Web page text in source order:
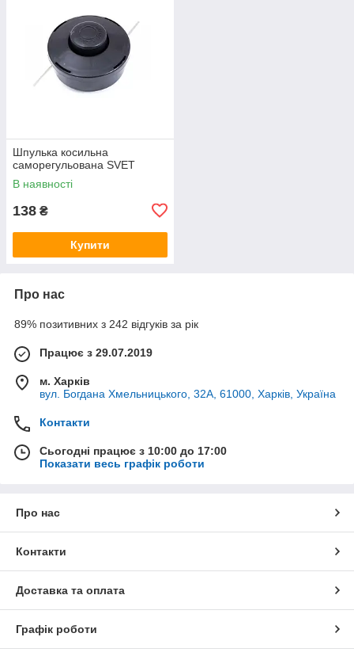
Шпулька косильна
саморегульована SVET
В наявності
138 ₴
Купити
Про нас
89% позитивних з 242 відгуків за рік
Працює з 29.07.2019
м. Харків
вул. Богдана Хмельницького, 32А, 61000, Харків, Україна
Контакти
Сьогодні працює з 10:00 до 17:00
Показати весь графік роботи
Про нас
Контакти
Доставка та оплата
Графік роботи